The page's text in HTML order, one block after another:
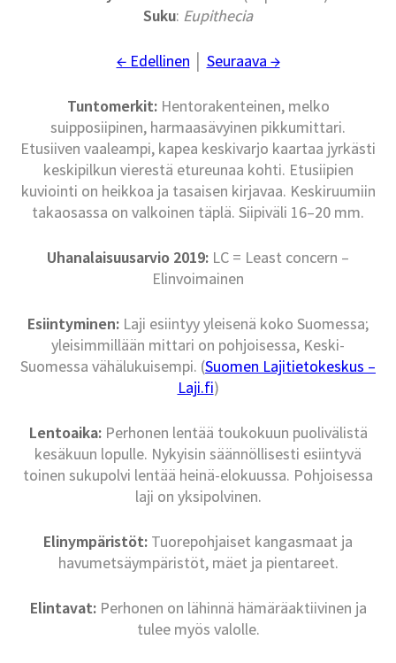
Suku: Eupithecia
← Edellinen Seuraava →
Tuntomerkit:Hentorakenteinen, melko
suipposiipinen, harmaasävyinen pikkumittari.
Etusiiven vaaleampi, kapea keskivarjo kaartaa jyrkästi
keskipilkun vierestä etureunaa kohti. Etusiipien
kuviointi on heikkoa ja tasaisen kirjavaa. Keskiruumiin
takaosassa on valkoinen täplä. Siipiväli 16–20 mm.
Uhanalaisuusarvio 2019: LC = Least concern –
Elinvoimainen
Esiintyminen: Laji esiintyy yleisenä koko Suomessa;
yleisimmillään mittari on pohjoisessa, Keski-
Suomessa vähälukuisempi. (Suomen Lajitietokeskus –
Laji.fi)
Lentoaika:Perhonen lentää toukokuun puolivälistä
kesäkuun lopulle. Nykyisin säännöllisesti esiintyvä
toinen sukupolvi lentää heinä-elokuussa. Pohjoisessa
laji on yksipolvinen.
Elinympäristöt: Tuorepohjaiset kangasmaat ja
havumetsäympäristöt, mäet ja pientareet.
Elintavat:Perhonen on lähinnä hämäräaktiivinen ja
tulee myös valolle.